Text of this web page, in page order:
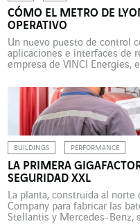
CÓMO EL METRO DE
OPERATIVO
Un nuevo puesto de control
aplicaciones e interfaces de
empresa de VINCI Energies,
SYTRAL Mobilités. Con sus
42 estaciones, el metro de […]
BUILDINGS PERFORMANCE
LA PRIMERA
SEGURIDAD XXL
La planta, construida al
Company para fabricar las
Stellantis y Mercedes-Benz,